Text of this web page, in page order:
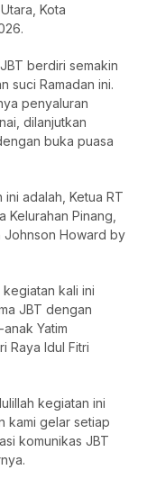
Kota
berdiri semakin
suci Ramadan ini.
penyaluran
dilanjutkan
buka puasa
adalah, Ketua RT
Kelurahan Pinang,
Johnson Howard by
kali ini
JBT dengan
Yatim
Raya Idul Fitri
kegiatan ini
kami gelar setiap
komunikas JBT